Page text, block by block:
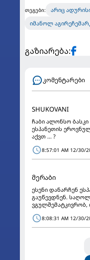
თეგები: არიც
იმანოლ
გაზიარება:
კომენტარები
SHUKOVANI
ჩაბი ალონსო ბასკი
ესპანეთის
აქვთ ... ?
8:57:01 AM 12/30/
მერაბი
ესენი დანარჩენ
გაუწევდნენ.
ვგულშემატკივრობ,
8:08:31 AM 12/30/